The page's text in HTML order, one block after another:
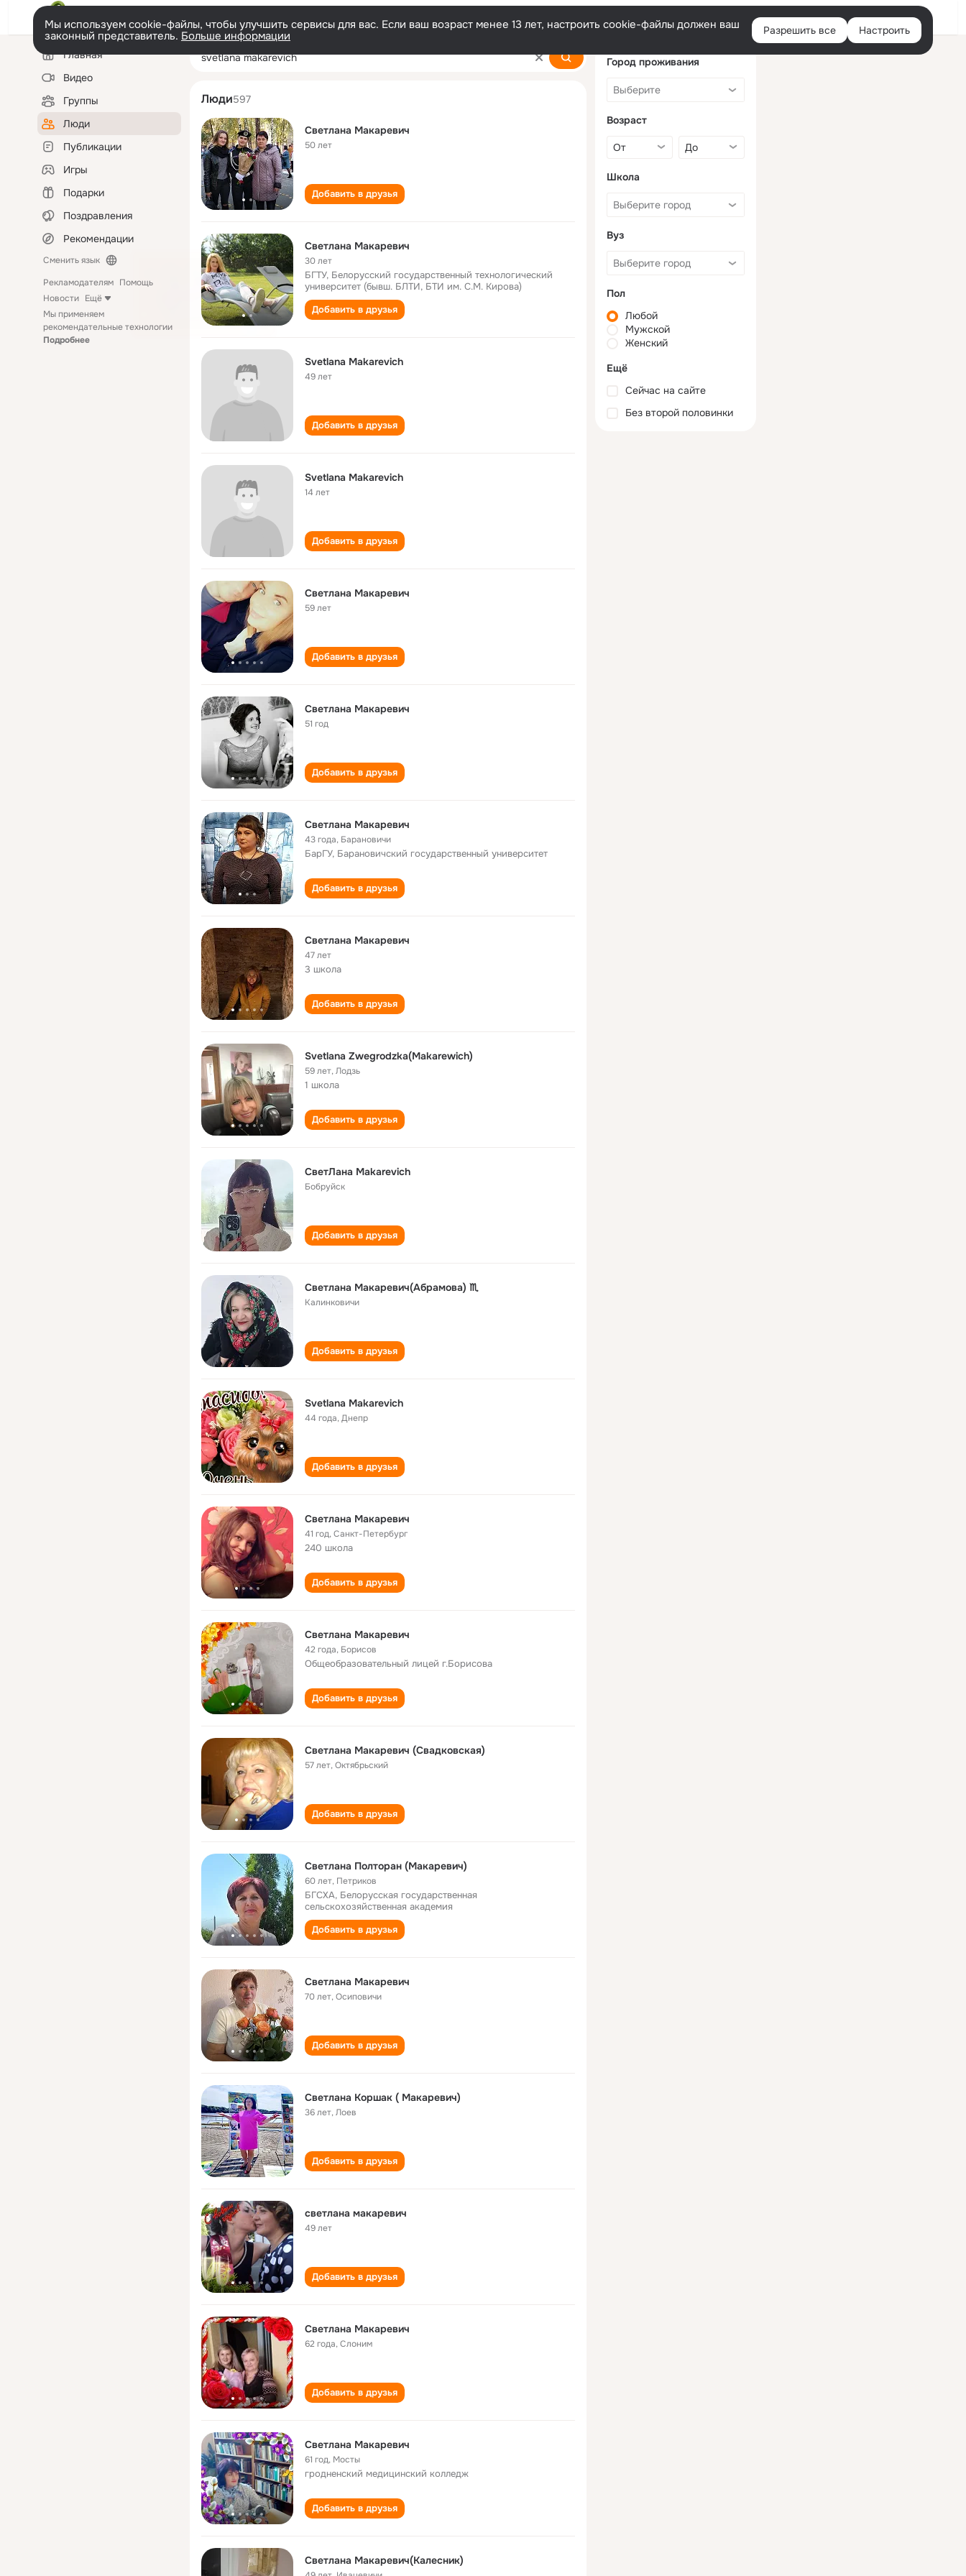
Войти
Мы используем cookie-файлы, чтобы улучшить сервисы для вас. Если ваш возраст менее 13 лет, настроить cookie-файлы должен ваш
законный представитель. Больше информации Разрешить все Настроить
Левая
колонкаГлавная
Видео
Группы
Люди
Публикации
Игры
Подарки
Поздравления
Рекомендации
Сменить язык
Рекламодателям Помощь
Новости Ещё
Мы применяем
рекомендательные технологии
Подробнее
svetlana makarevich
Люди597
Светлана Макаревич
50 лет
Добавить в друзья
Светлана Макаревич
30 лет
БГТУ, Белорусский государственный технологический
университет (бывш. БЛТИ, БТИ им. С.М. Кирова)
Добавить в друзья
Svetlana Makarevich
49 лет
Добавить в друзья
Svetlana Makarevich
14 лет
Добавить в друзья
Светлана Макаревич
59 лет
Добавить в друзья
Светлана Макаревич
51 год
Добавить в друзья
Светлана Макаревич
43 года, Барановичи
БарГУ, Барановичский государственный университет
Добавить в друзья
Светлана Макаревич
47 лет
3 школа
Добавить в друзья
Svetlana Zwegrodzka(Makarewich)
59 лет,Лодзь
1 школа
Добавить в друзья
СветЛана Makarevich
Бобруйск
Добавить в друзья
Светлана Макаревич(Абрамова) ♏️
Калинковичи
Добавить в друзья
Svetlana Makarevich
44 года,Днепр
Добавить в друзья
Светлана Макаревич
41 год,Санкт-Петербург
240 школа
Добавить в друзья
Светлана Макаревич
42 года, Борисов
Общеобразовательный лицей г.Борисова
Добавить в друзья
Светлана Макаревич (Свадковская)
57 лет,Октябрьский
Добавить в друзья
Светлана Полторан (Макаревич)
60 лет, Петриков
БГСХА, Белорусская государственная
сельскохозяйственная академия
Добавить в друзья
Светлана Макаревич
70 лет,Осиповичи
Добавить в друзья
Светлана Коршак ( Макаревич)
36 лет,Лоев
Добавить в друзья
светлана макаревич
49 лет
Добавить в друзья
Светлана Макаревич
62 года,Слоним
Добавить в друзья
Светлана Макаревич
61 год, Мосты
гродненский медицинский колледж
Добавить в друзья
Светлана Макаревич(Калесник)
Город проживания
Возраст
Школа
Вуз
Пол
Любой
Мужской
Женский
Ещё
Сейчас на сайте
Без второй половинки